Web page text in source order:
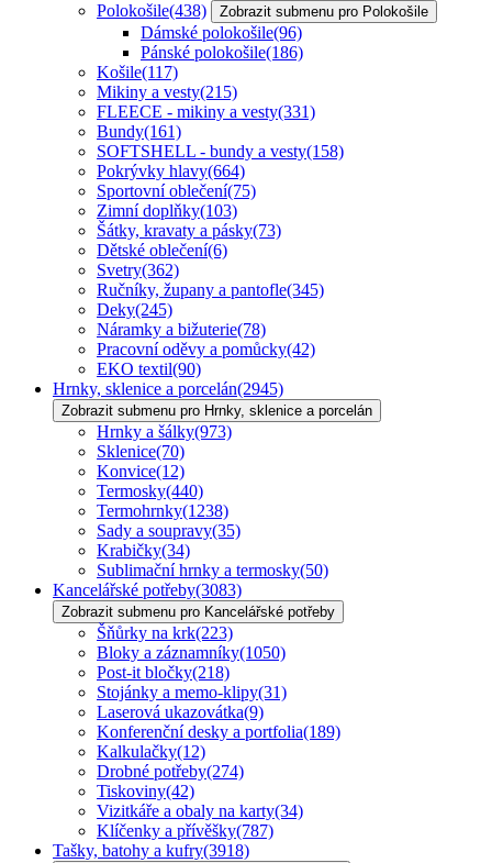
Polokošile(438) Zobrazit submenu pro Polokošile
Dámské polokošile(96)
Pánské polokošile(186)
Košile(117)
Mikiny a vesty(215)
FLEECE - mikiny a vesty(331)
Bundy(161)
SOFTSHELL - bundy a vesty(158)
Pokrývky hlavy(664)
Sportovní oblečení(75)
Zimní doplňky(103)
Šátky, kravaty a pásky(73)
Dětské oblečení(6)
Svetry(362)
Ručníky, župany a pantofle(345)
Deky(245)
Náramky a bižuterie(78)
Pracovní oděvy a pomůcky(42)
EKO textil(90)
Hrnky, sklenice a porcelán(2945)
Zobrazit submenu pro Hrnky, sklenice a porcelán
Hrnky a šálky(973)
Sklenice(70)
Konvice(12)
Termosky(440)
Termohrnky(1238)
Sady a soupravy(35)
Krabičky(34)
Sublimační hrnky a termosky(50)
Kancelářské potřeby(3083)
Zobrazit submenu pro Kancelářské potřeby
Šňůrky na krk(223)
Bloky a záznamníky(1050)
Post-it bločky(218)
Stojánky a memo-klipy(31)
Laserová ukazovátka(9)
Konferenční desky a portfolia(189)
Kalkulačky(12)
Drobné potřeby(274)
Tiskoviny(42)
Vizitkáře a obaly na karty(34)
Klíčenky a přívěšky(787)
Tašky, batohy a kufry(3918)